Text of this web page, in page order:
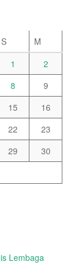
S
M
1
2
8
9
15
16
22
23
29
30
Lembaga